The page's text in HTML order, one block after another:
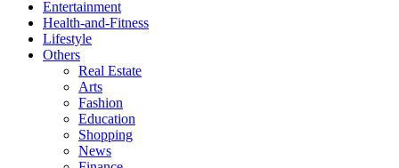
Entertainment
Health-and-Fitness
Lifestyle
Others
Real Estate
Arts
Fashion
Education
Shopping
News